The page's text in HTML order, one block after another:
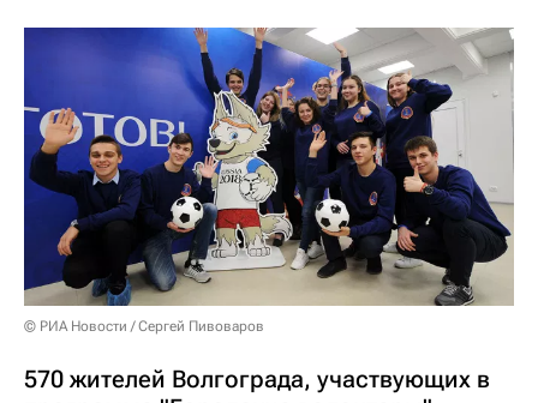
© РИА Новости / Сергей Пивоваров
570 жителей Волгограда, участвующих в